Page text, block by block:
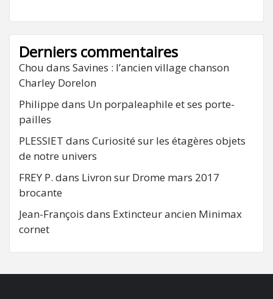
Derniers commentaires
Chou dans Savines : l’ancien village chanson
Charley Dorelon
Philippe dans Un porpaleaphile et ses porte-
pailles
PLESSIET dans Curiosité sur les étagères objets
de notre univers
FREY P. dans Livron sur Drome mars 2017
brocante
Jean-François dans Extincteur ancien Minimax
cornet